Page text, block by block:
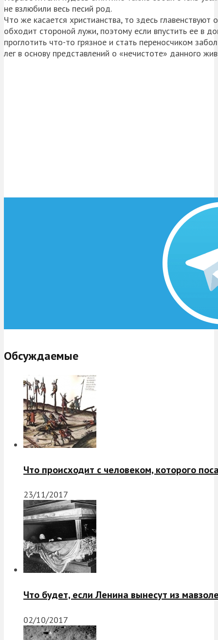
не взлюбили весь песий род.
Что же касается христианства, то здесь
обходит стороной лужи, поэтому если впустить ее в
проглотить что-то грязное и стать переносчиком
лег в основу представлений о «нечистоте» данного
Обсуждаемые
Что происходит с человеком, которого
23/11/2017
Что будет, если Ленина вынесут из
02/10/2017